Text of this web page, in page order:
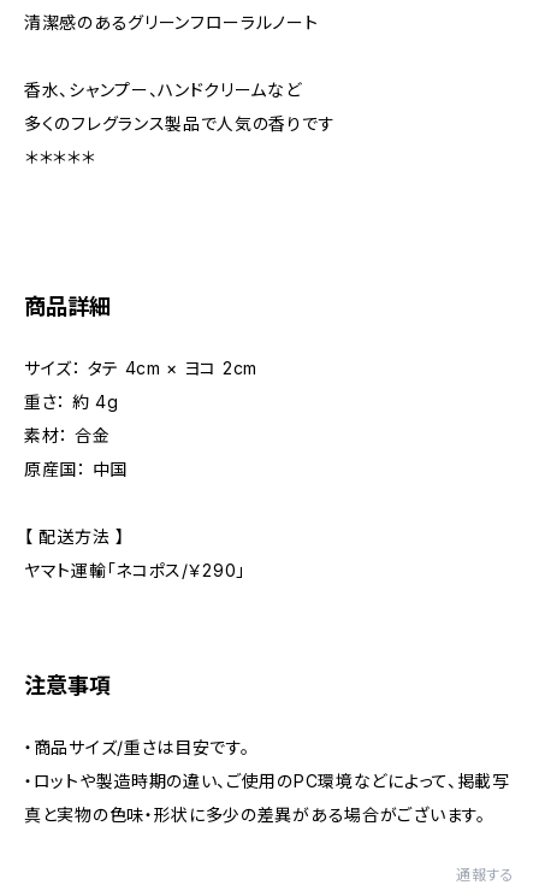
清潔感のあるグリーンフローラルノート
香水、シャンプー、ハンドクリームなど
多くのフレグランス製品で人気の香りです
＊＊＊＊＊
商品詳細
サイズ： タテ 4cm × ヨコ 2cm
重さ： 約 4g
素材： 合金
原産国： 中国
【 配送方法 】
ヤマト運輸「ネコポス/￥290」
注意事項
・商品サイズ/重さは目安です。
・ロットや製造時期の違い、ご使用のPC環境などによって、掲載写
真と実物の色味・形状に多少の差異がある場合がございます。
通報する